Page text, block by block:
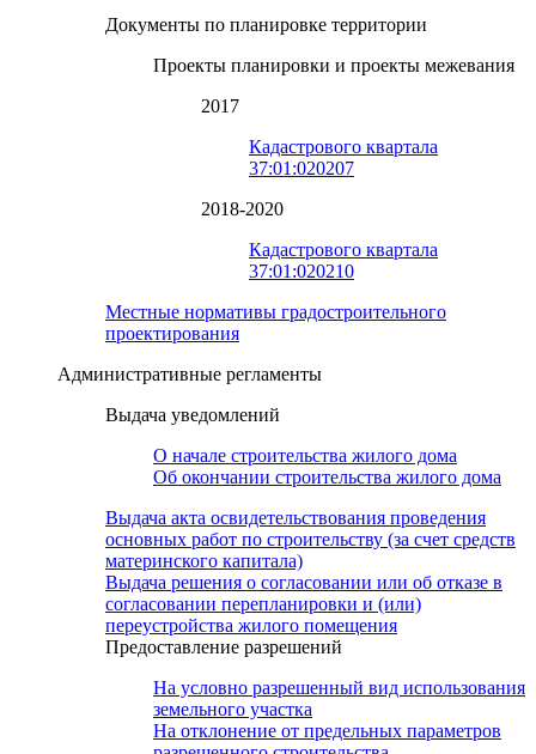
Документы по планировке территории
Проекты планировки и проекты межевания
2017
Кадастрового квартала
37:01:020207
2018-2020
Кадастрового квартала
37:01:020210
Местные нормативы градостроительного
проектирования
Административные регламенты
Выдача уведомлений
О начале строительства жилого дома
Об окончании строительства жилого дома
Выдача акта освидетельствования проведения
основных работ по строительству (за счет средств
материнского капитала)
Выдача решения о согласовании или об отказе в
согласовании перепланировки и (или)
переустройства жилого помещения
Предоставление разрешений
На условно разрешенный вид использования
земельного участка
На отклонение от предельных параметров